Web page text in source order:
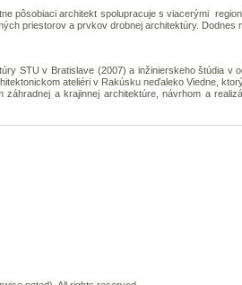
pôsobiaci architekt spolupracuje s viacerými
priestorov a prvkov drobnej architektúry. Dodnes
STU v Bratislave (2007) a inžinierskeho štúdia v
ateliéri v Rakúsku neďaleko Viedne,
a krajinnej architektúre, návrhom a